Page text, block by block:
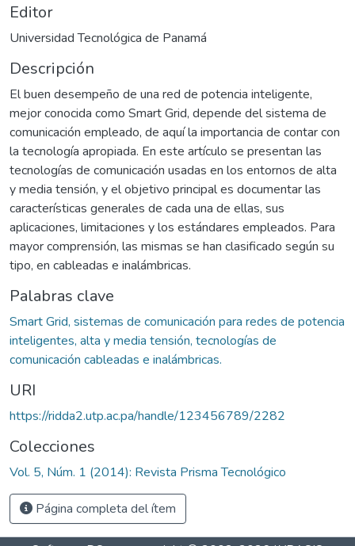
Editor
Universidad Tecnológica de Panamá
Descripción
El buen desempeño de una red de potencia inteligente,
mejor conocida como Smart Grid, depende del sistema de
comunicación empleado, de aquí la importancia de contar con
la tecnología apropiada. En este artículo se presentan las
tecnologías de comunicación usadas en los entornos de alta
y media tensión, y el objetivo principal es documentar las
características generales de cada una de ellas, sus
aplicaciones, limitaciones y los estándares empleados. Para
mayor comprensión, las mismas se han clasificado según su
tipo, en cableadas e inalámbricas.
Palabras clave
Smart Grid, sistemas de comunicación para redes de potencia
inteligentes, alta y media tensión, tecnologías de
comunicación cableadas e inalámbricas.
URI
https://ridda2.utp.ac.pa/handle/123456789/2282
Colecciones
Vol. 5, Núm. 1 (2014): Revista Prisma Tecnológico
Página completa del ítem